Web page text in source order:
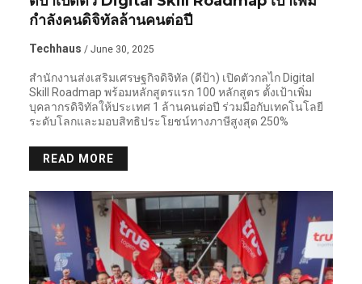
กำลังคนดิจิทัลล้านคนต่อปี
Techhaus / June 30, 2025
สำนักงานส่งเสริมเศรษฐกิจดิจิทัล (ดีป้า) เปิดตัวกลไก Digital
Skill Roadmap พร้อมหลักสูตรแรก 100 หลักสูตร ตั้งเป้าเพิ่ม
บุคลากรดิจิทัลให้ประเทศ 1 ล้านคนต่อปี ร่วมมือกับเทคโนโลยี
ระดับโลกและมอบสิทธิประโยชน์ทางภาษีสูงสุด 250%
READ MORE